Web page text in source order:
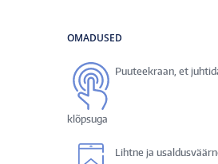
OMADUSED
Puuteekraan, et
klõpsuga
Lihtne ja